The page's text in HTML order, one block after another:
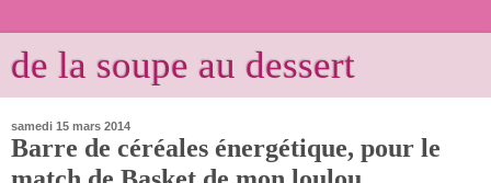
de la soupe au dessert
samedi 15 mars 2014
Barre de céréales énergétique, pour le